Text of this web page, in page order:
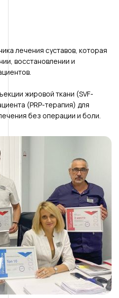
лечения суставов, которая
восстановлении и
жировой ткани (SVF-
(PRP-терапия) для
без операции и боли.